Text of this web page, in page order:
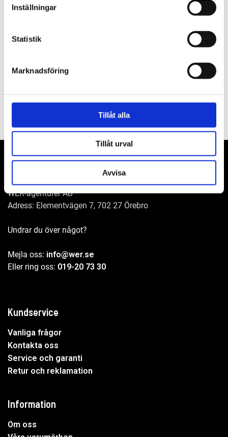
Inställningar
Statistik
Marknadsföring
Tillåt alla
Tillåt urval
Avvisa
Beskrivning
Om varumärket
Filer
WER-agenturer AB
Adress: Elementvägen 7, 702 27 Örebro
Undrar du över något?
Mejla oss: info@wer.se
Eller ring oss: 019-20 73 30
Kundservice
Vanliga frågor
Kontakta oss
Service och garanti
Retur och reklamation
Information
Om oss